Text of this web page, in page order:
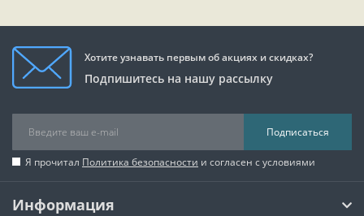
Хотите узнавать первым об акциях и скидках?
Подпишитесь на нашу рассылку
Подписаться
Я прочитал Политика безопасности и согласен с условиями
Информация